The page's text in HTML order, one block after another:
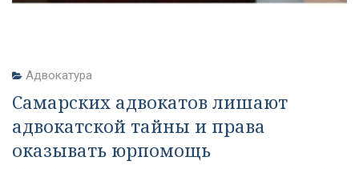
Адвокатура
Самарских адвокатов лишают
адвокатской тайны и права
оказывать юрпомощь